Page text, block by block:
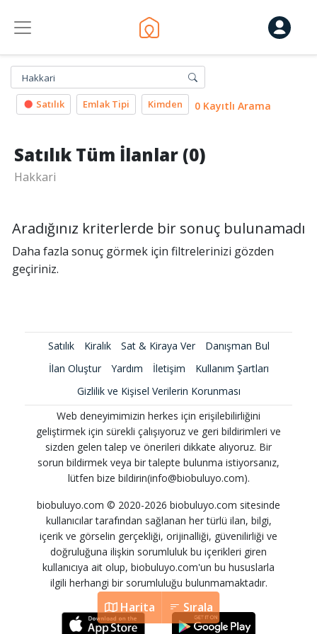
Hakkari
Satılık Emlak Tipi Kimden 0 Kayıtlı Arama
Harita Sırala
Harita
Satılık Tüm İlanlar (0)
Hakkari
Aradığınız kriterlerde bir sonuç bulunamadı
Daha fazla sonuç görmek için filtrelerinizi gözden
geçiriniz.
Satılık Kiralık Sat & Kiraya Ver
Danışman Bul
İlan Oluştur
Yardım İletişim
Kullanım Şartları
Gizlilik ve Kişisel Verilerin Korunması
Web deneyimimizin herkes için erişilebilirliğini
geliştirmek için sürekli çalışıyoruz ve geri bildirimleri ve
sizden gelen talep ve önerileri dikkate alıyoruz. Bir
sorun bildirmek veya bir talepte bulunma istiyorsanız,
lütfen bize bildirin(info@biobuluyo.com).
biobuluyo.com © 2020-2026 biobuluyo.com sitesinde
kullanıcılar tarafından sağlanan her türlü ilan, bilgi,
içerik ve görselin gerçekliği, orijinalliği, güvenilirliği ve
doğruluğuna ilişkin sorumluluk bu içerikleri giren
kullanıcıya ait olup, biobuluyo.com'un bu hususlarla
ilgili herhangi bir sorumluluğu bulunmamaktadır.